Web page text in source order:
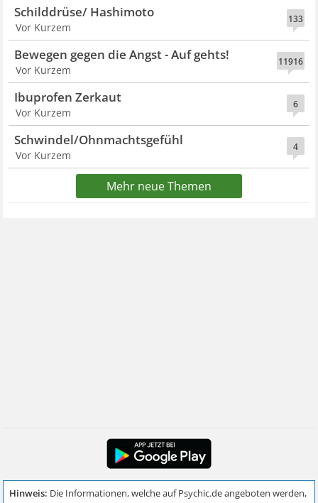
133
Schilddrüse/ Hashimoto
Vor Kurzem
11916
Bewegen gegen die Angst - Auf gehts!
Vor Kurzem
6
Ibuprofen Zerkaut
Vor Kurzem
4
Schwindel/Ohnmachtsgefühl
Vor Kurzem
Mehr neue Themen